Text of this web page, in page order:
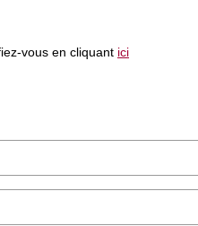
vous en cliquant ici